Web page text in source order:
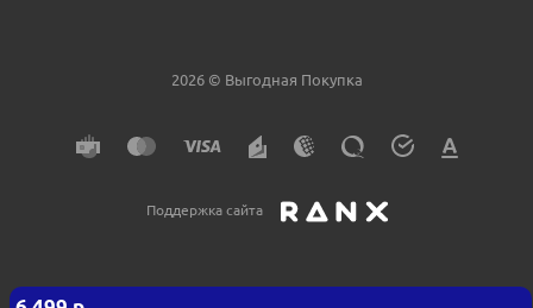
2026 © Выгодная Покупка
Поддержка сайта